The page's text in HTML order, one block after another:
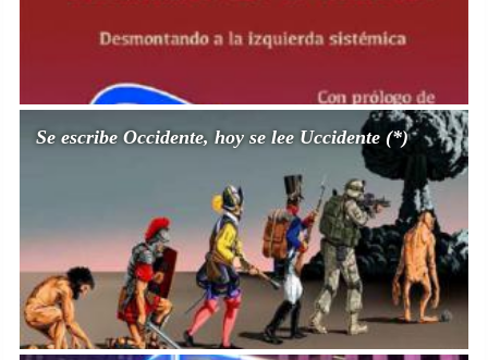
Se escribe Occidente, hoy se lee Uccidente (*)